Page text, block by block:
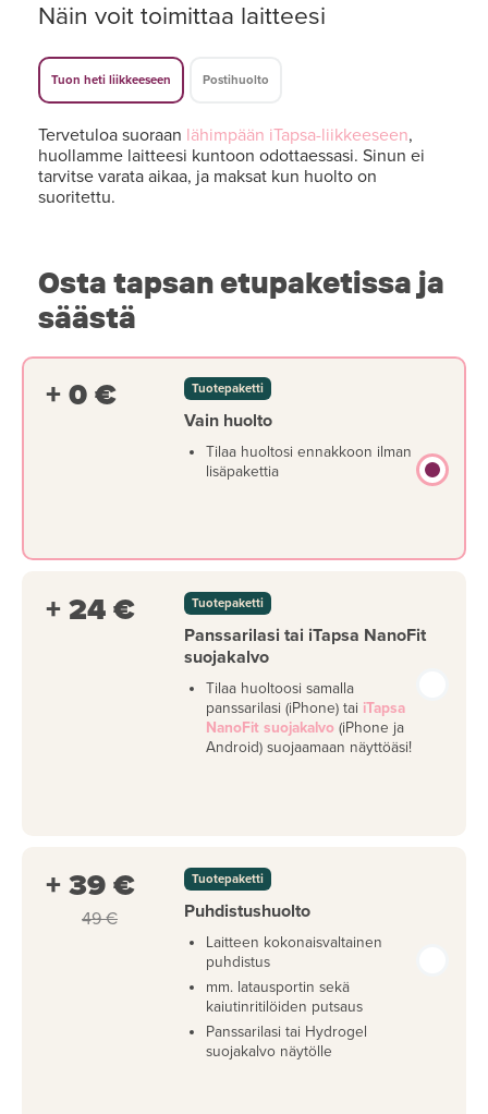
Näin voit toimittaa laitteesi
Tuon heti liikkeeseen Postihuolto
Tervetuloa suoraan lähimpään iTapsa-liikkeeseen,
huollamme laitteesi kuntoon odottaessasi. Sinun ei
tarvitse varata aikaa, ja maksat kun huolto on
suoritettu.
Osta tapsan etupaketissa ja
säästä
+ 0 € Tuotepaketti
Vain huolto
Tilaa huoltosi ennakkoon ilman
lisäpakettia
+ 24 € Tuotepaketti
Panssarilasi tai iTapsa NanoFit
suojakalvo
Tilaa huoltoosi samalla
panssarilasi (iPhone) tai iTapsa
NanoFit suojakalvo (iPhone ja
Android) suojaamaan näyttöäsi!
+ 39 €
49 €
Tuotepaketti
Puhdistushuolto
Laitteen kokonaisvaltainen
puhdistus
mm. latausportin sekä
kaiutinritilöiden putsaus
Panssarilasi tai Hydrogel
suojakalvo näytölle